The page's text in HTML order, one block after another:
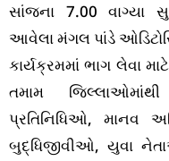
સાંજના 7.00 વાગ્યા
આવેલા મંગલ પાંડે
કાર્યક્રમમાં ભાગ લેવા
તમામ
પ્રતિનિધિઓ, માનવ
બુદ્ધિજીવીઓ, યુવા